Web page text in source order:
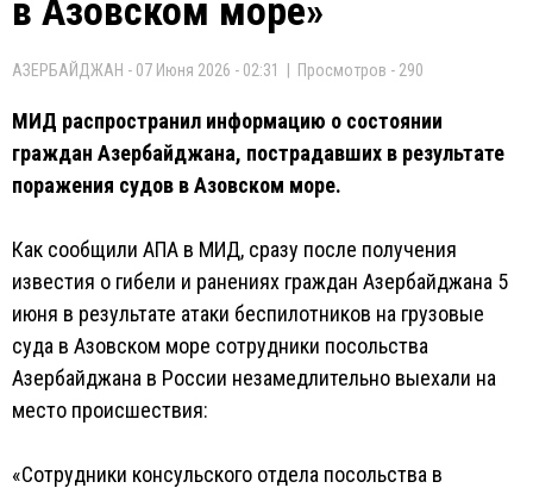
в Азовском море»
АЗЕРБАЙДЖАН - 07 Июня 2026 - 02:31 | Просмотров - 290
МИД распространил информацию о состоянии
граждан Азербайджана, пострадавших в результате
поражения судов в Азовском море.
Как сообщили АПА в МИД, сразу после получения
известия о гибели и ранениях граждан Азербайджана 5
июня в результате атаки беспилотников на грузовые
суда в Азовском море сотрудники посольства
Азербайджана в России незамедлительно выехали на
место происшествия:
«Сотрудники консульского отдела посольства в